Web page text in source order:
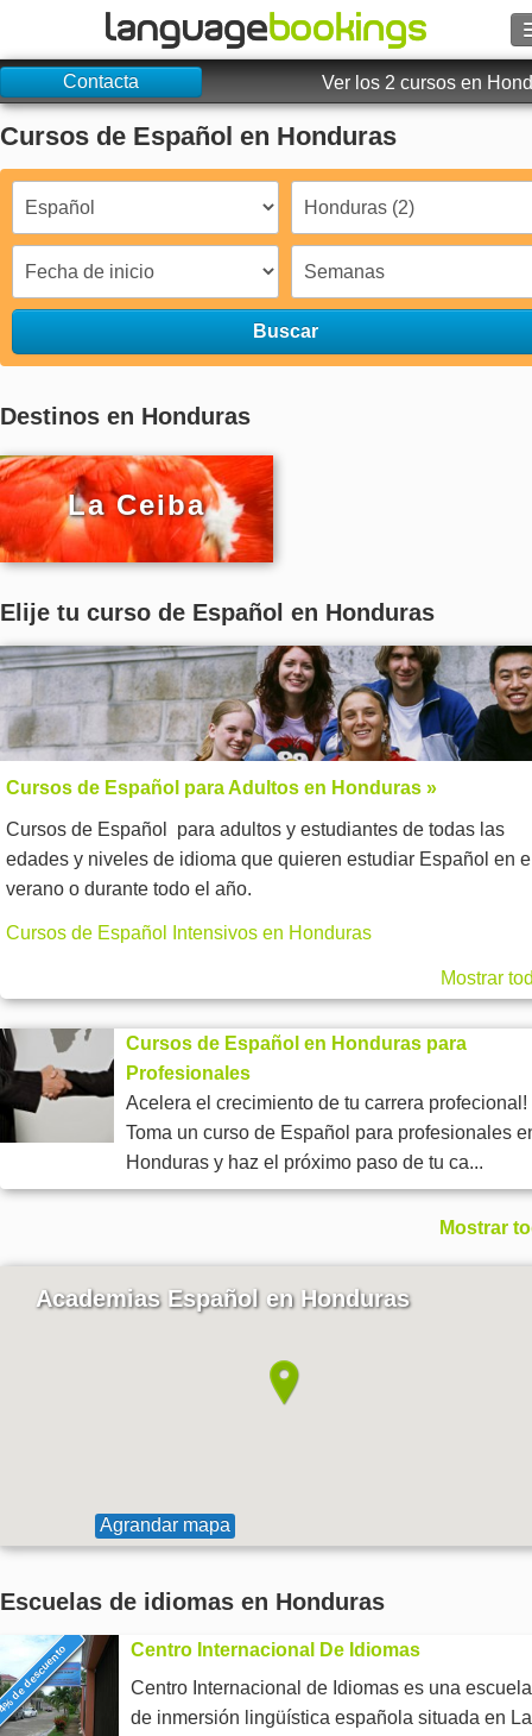
Contacto
Identifícate
Contacta Ver los 2 cursos en
Cursos de Español en Honduras
Buscar
Destinos en Honduras
La Ceiba
Elije tu curso de Español en Honduras
Cursos de Español para Adultos en Honduras »
Cursos de Español para adultos y estudiantes de todas las
edades y niveles de idioma que quieren estudiar Español en
verano o durante todo el año.
Cursos de Español Intensivos en Honduras
Mostrar
Cursos de Español en Honduras para
Profesionales
Acelera el crecimiento de tu carrera profecional!
Toma un curso de Español para profesionales
Honduras y haz el próximo paso de tu ca...
Mostrar
Academias Español en Honduras
Agrandar mapa
Escuelas de idiomas en Honduras
descuento
Centro Internacional De Idiomas
Centro Internacional de Idiomas es una escuela
de inmersión lingüística española situada en La